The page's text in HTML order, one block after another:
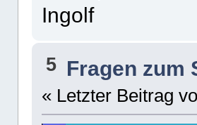
Ingolf
5 Fragen zum
« Letzter Beitrag